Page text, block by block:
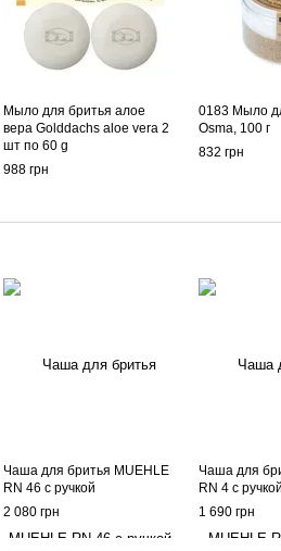
Мыло для бритья алое
вера Golddachs aloe vera 2
шт по 60 g
988 грн
0183 Мыло
Osma, 100 г
832 грн
Чаша для бритья MUEHLE
RN 46 с ручкой
2 080 грн
Чаша для
RN 4 с
1 690 грн